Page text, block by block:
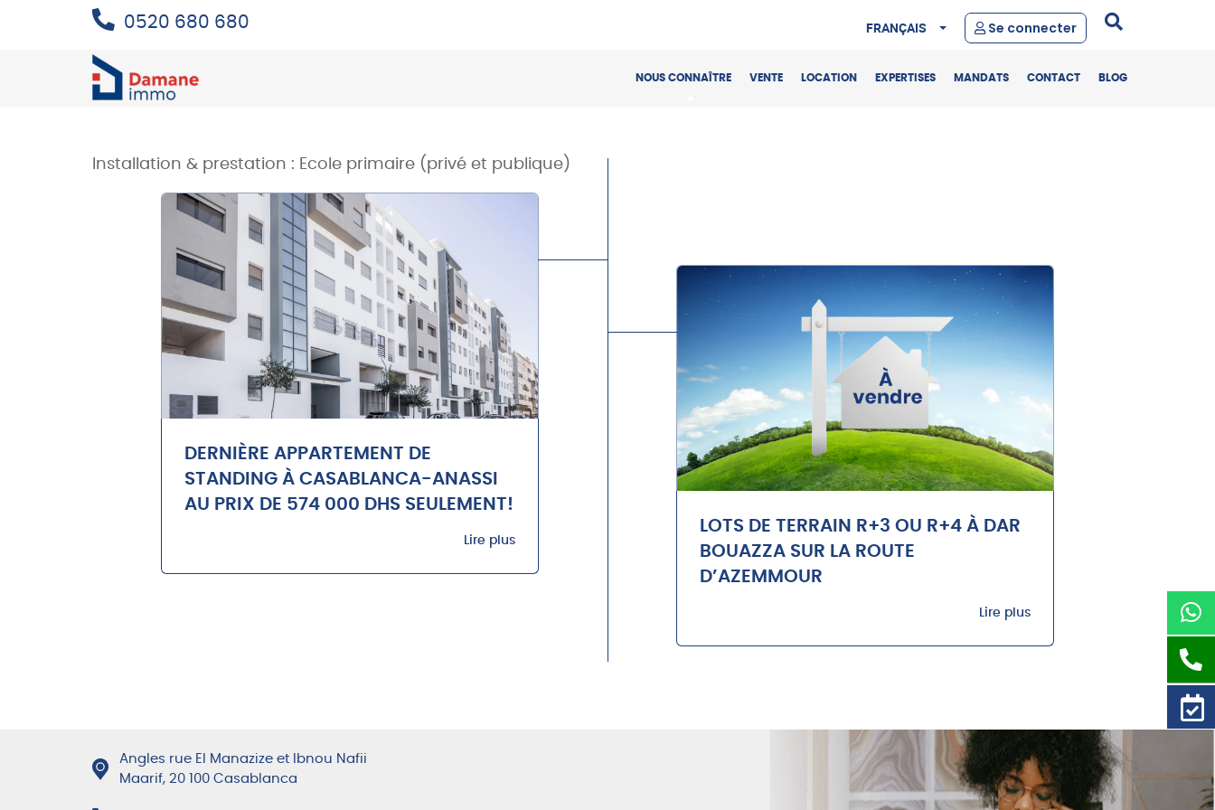
0520 680 680 Se connecter
FRANÇAIS
NOUS CONNAÎTRE VENTE LOCATION EXPERTISES MANDATS CONTACT BLOG
Installation & prestation : Ecole primaire (privé et publique)
DERNIÈRE APPARTEMENT DE
STANDING À CASABLANCA-ANASSI
AU PRIX DE 574 000 DHS SEULEMENT!
Lire plus
LOTS DE TERRAIN R+3 OU R+4 À DAR
BOUAZZA SUR LA ROUTE
D’AZEMMOUR
Lire plus
Angles rue El Manazize et Ibnou Nafii
Maarif, 20 100 Casablanca